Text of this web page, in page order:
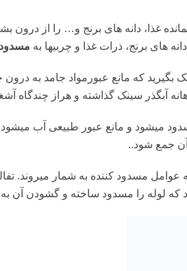
غذا، دانه‏ های برنج و… را از درون
های برنج، ذرات غذا و چربی‏ها به
که مانع عبورمواد جامد به
آبگذر سینک گذاشته و هراز چندگاه
می‏شود و مانع عبور طبیعی آب
آن جمع شود..
عوامل مسدود کننده به شمار می‏روند.
که لوله را مسدود ساخته و گشودن آن